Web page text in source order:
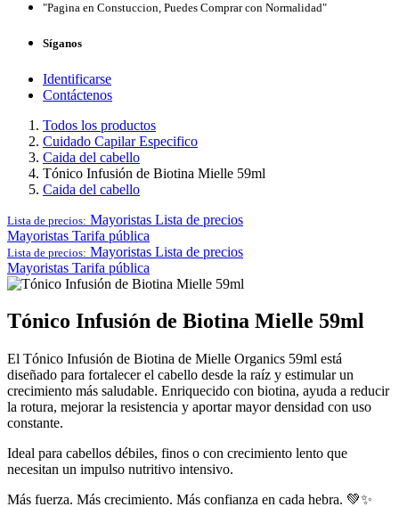
"Pagina en Constuccion, Puedes Comprar con Normalidad"
Síganos
Identificarse
Contáctenos
Todos los productos
Cuidado Capilar Especifico
Caida del cabello
Tónico Infusión de Biotina Mielle 59ml
Caida del cabello
Lista de precios: Mayoristas Lista de precios
Mayoristas Tarifa pública
Lista de precios: Mayoristas Lista de precios
Mayoristas Tarifa pública
Tónico Infusión de Biotina Mielle 59ml
El Tónico Infusión de Biotina de Mielle Organics 59ml está
diseñado para fortalecer el cabello desde la raíz y estimular un
crecimiento más saludable. Enriquecido con biotina, ayuda a reducir
la rotura, mejorar la resistencia y aportar mayor densidad con uso
constante.
Ideal para cabellos débiles, finos o con crecimiento lento que
necesitan un impulso nutritivo intensivo.
Más fuerza. Más crecimiento. Más confianza en cada hebra. 💚✨